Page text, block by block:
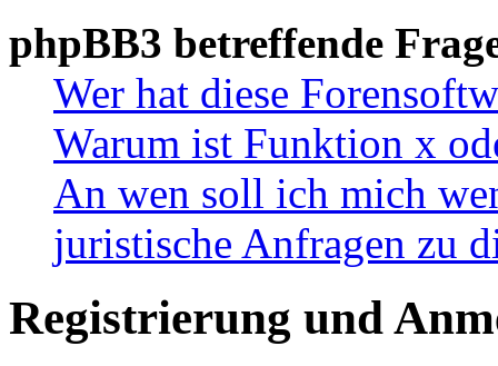
phpBB3 betreffende
Wer hat diese
Warum ist Funktion x
An wen soll ich mich
juristische Anfragen zu
Registrierung und